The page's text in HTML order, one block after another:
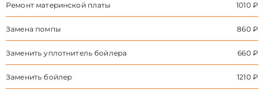
Ремонт материнской платы 1010 ₽
Замена помпы 860 ₽
Заменить уплотнитель бойлера 660 ₽
Заменить бойлер 1210 ₽